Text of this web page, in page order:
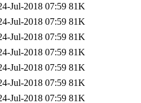
Jul-2018 07:59 81K
Jul-2018 07:59 81K
Jul-2018 07:59 81K
Jul-2018 07:59 81K
Jul-2018 07:59 81K
Jul-2018 07:59 81K
Jul-2018 07:59 81K